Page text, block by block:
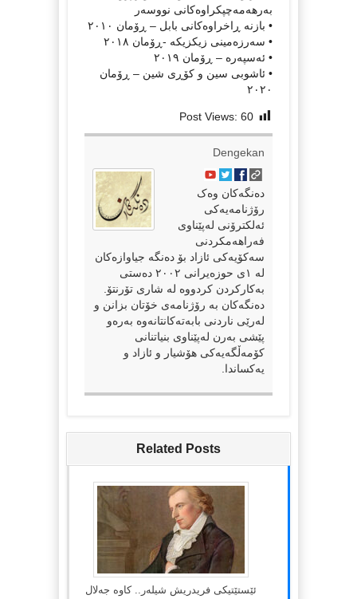
بەرهەمەچپکراوەکانی نووسەر
• بازنە ڕاخراوەکانی بابل – ڕۆمان ٢٠١٠
• سەرزەمینی زیکزیکە -ڕۆمان ٢٠١٨
• ئەسپەرە – ڕۆمان ٢٠١٩
• ئاشوبی سین و کۆڕی شین – ڕۆمان
٢٠٢٠
Post Views: 60
Dengekan
دەنگەکان وەک
رۆژنامەیەکی
ئەلکترۆنی لەپێناوی
فەراهەمکردنی
سەکۆیەکی ئازاد بۆ دەنگە جیاوازەکان
لە ١ی حوزەیرانی ٢٠٠٢ دەستی
بەکارکردن کردووە لە شاری تۆرنتۆ.
دەنگەکان بە رۆژنامەی خۆتان بزانن و
لەرێی ناردنی بابەتەکانتانەوە بەرەو
پێشی بەرن لەپێناوی بنیاتنانی
کۆمەڵگەیەکی هۆشیار و ئازاد و
یەکساندا.
Related Posts
ئێستێتیکی فریدریش شیلەر.. کاوە جەلال